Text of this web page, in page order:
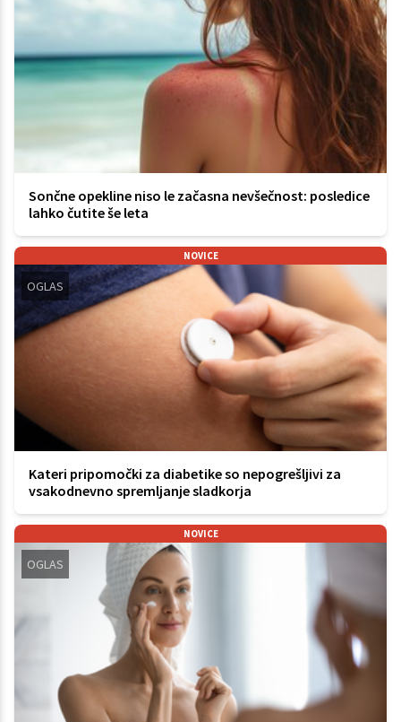
Sončne opekline niso le začasna nevšečnost: posledice
lahko čutite še leta
NOVICE
OGLAS
Kateri pripomočki za diabetike so nepogrešljivi za
vsakodnevno spremljanje sladkorja
NOVICE
OGLAS